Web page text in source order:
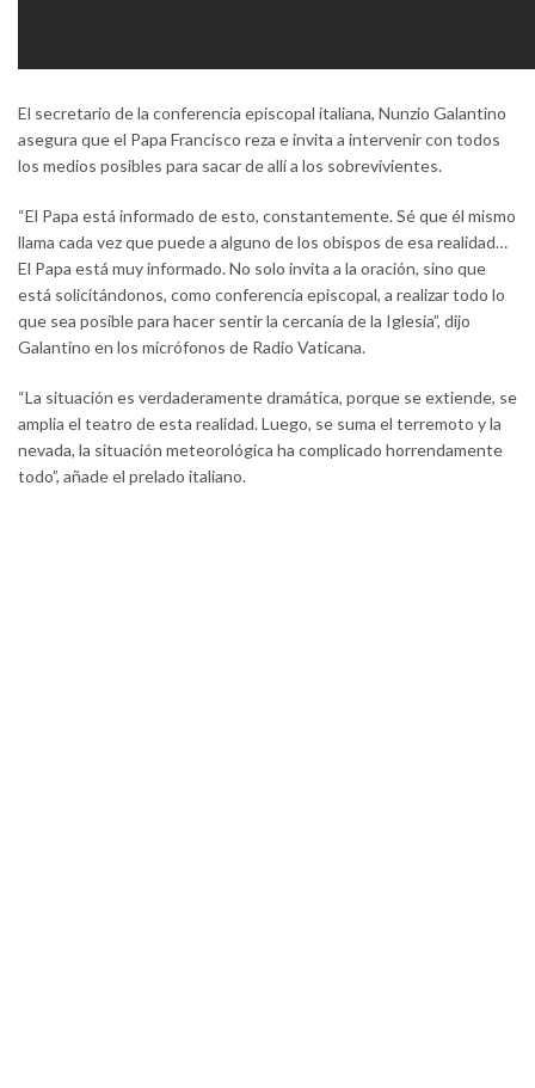
El secretario de la conferencia episcopal italiana, Nunzio Galantino
asegura que el Papa Francisco reza e invita a intervenir con todos
los medios posibles para sacar de allí a los sobrevivientes.
“El Papa está informado de esto, constantemente. Sé que él mismo
llama cada vez que puede a alguno de los obispos de esa realidad…
El Papa está muy informado. No solo invita a la oración, sino que
está solicitándonos, como conferencia episcopal, a realizar todo lo
que sea posible para hacer sentir la cercanía de la Iglesia”, dijo
Galantino en los micrófonos de Radio Vaticana.
“La situación es verdaderamente dramática, porque se extiende, se
amplia el teatro de esta realidad. Luego, se suma el terremoto y la
nevada, la situación meteorológica ha complicado horrendamente
todo”, añade el prelado italiano.